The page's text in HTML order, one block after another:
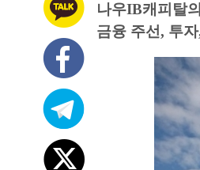
나우IB캐피탈
금융 주선, 투